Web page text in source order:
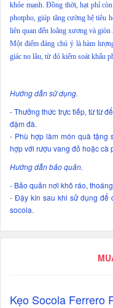
khỏe mạnh. Đồng thời, hạt phỉ
photpho, giúp tăng cường hệ tiêu
liên quan đến loãng xương và giòn
Một điểm đáng chú ý là hàm
giác no lâu, từ đó kiểm soát khẩu
Hướng dẫn sử dụng.
- Thưởng thức trực tiếp, từ từ
đậm đà.
- Phù hợp làm món quà tặng
hợp với rượu vang đỏ hoặc cà
Hướng dẫn bảo quản.
- Bảo quản nơi khô ráo,
- Đậy kín sau khi sử dụng để
socola.
Kẹo Socola Ferrero